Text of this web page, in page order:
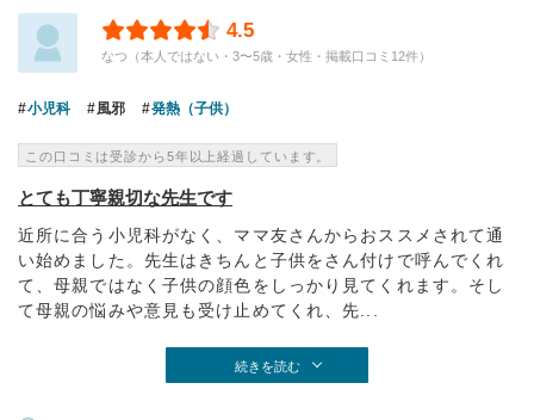
4.5
なつ（本人ではない・3〜5歳・女性・掲載口コミ12件）
小児科 風邪 発熱（子供）
この口コミは受診から5年以上経過しています。
とても丁寧親切な先生です
近所に合う小児科がなく、ママ友さんからおススメされて通
い始めました。先生はきちんと子供をさん付けで呼んでくれ
て、母親ではなく子供の顔色をしっかり見てくれます。そし
て母親の悩みや意見も受け止めてくれ、先...
続きを読む